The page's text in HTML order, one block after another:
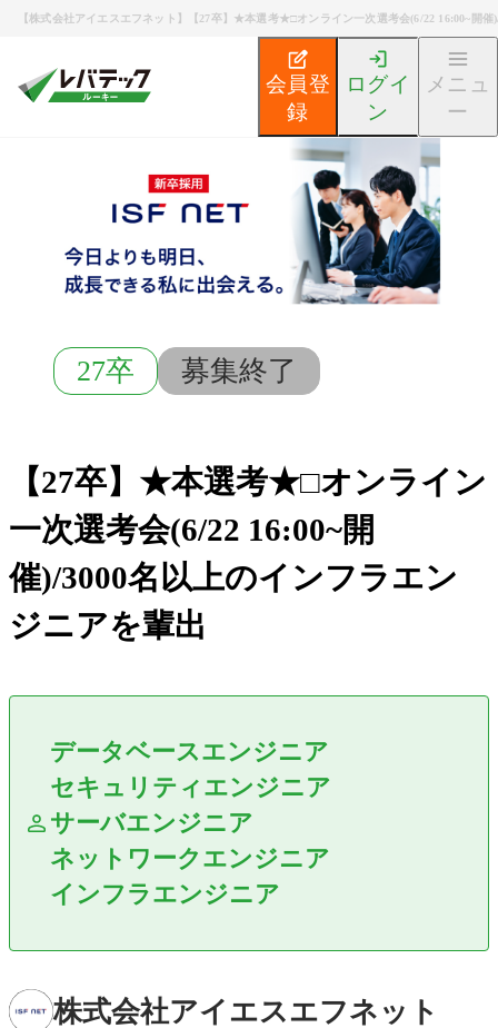
【株式会社アイエスエフネット】【27卒】★本選考★□オンライン一次選考会(6/22 16:00~開
会員登
録
ログイ
ン
メニュ
ー
募集検索 【27卒】★本選考
27卒 募集終了
【27卒】★本選考★□オンライン
一次選考会(6/22 16:00~開
催)/3000名以上のインフラエン
ジニアを輩出
データベースエンジニア
セキュリティエンジニア
サーバエンジニア
ネットワークエンジニア
インフラエンジニア
株式会社アイエスエフネット